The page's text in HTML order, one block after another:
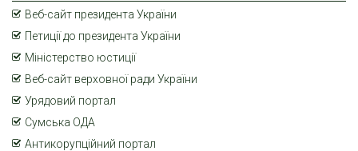
Веб-сайт президента України
Петиції до президента України
Міністерство юстиції
Веб-сайт верховної ради України
Урядовий портал
Сумська ОДА
Антикорупційний портал